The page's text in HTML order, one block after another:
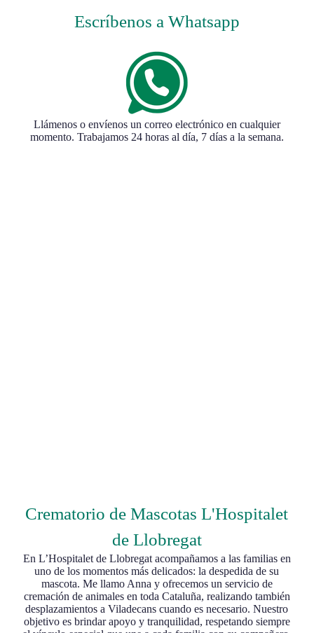
Escríbenos a Whatsapp
Llámenos o envíenos un correo electrónico en cualquier
momento. Trabajamos 24 horas al día, 7 días a la semana.
Crematorio de Mascotas L'Hospitalet
de Llobregat
En L’Hospitalet de Llobregat acompañamos a las familias en
uno de los momentos más delicados: la despedida de su
mascota. Me llamo Anna y ofrecemos un servicio de
cremación de animales en toda Cataluña, realizando también
desplazamientos a Viladecans cuando es necesario. Nuestro
objetivo es brindar apoyo y tranquilidad, respetando siempre